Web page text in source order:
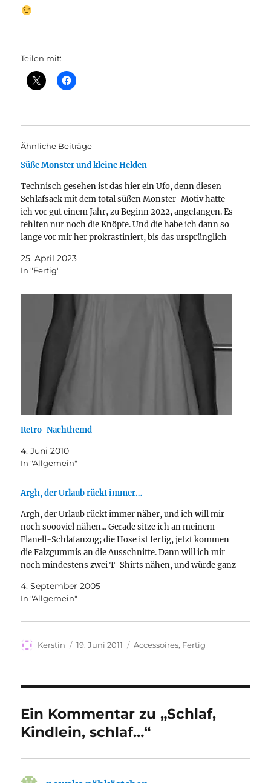
Teilen mit:
Ähnliche Beiträge
Süße Monster und kleine Helden
Technisch gesehen ist das hier ein Ufo, denn diesen
Schlafsack mit dem total süßen Monster-Motiv hatte
ich vor gut einem Jahr, zu Beginn 2022, angefangen. Es
fehlten nur noch die Knöpfe. Und die habe ich dann so
lange vor mir her prokrastiniert, bis das ursprünglich
rausgewachsen…
25. April 2023
In "Fertig"
Retro-Nachthemd
4. Juni 2010
In "Allgemein"
Argh, der Urlaub rückt immer…
Argh, der Urlaub rückt immer näher, und ich will mir
noch soooviel nähen... Gerade sitze ich an meinem
Flanell-Schlafanzug; die Hose ist fertig, jetzt kommen
die Falzgummis an die Ausschnitte. Dann will ich mir
noch mindestens zwei T-Shirts nähen, und würde ganz
4. September 2005
In "Allgemein"
Autor
Kerstin
Veröffentlicht
19. Juni 2011 Kategorien
Accessoires, Fertig
Ein Kommentar zu „Schlaf,
Kindlein, schlaf…“